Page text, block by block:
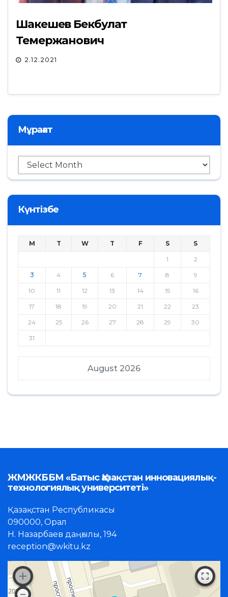
Шакешев Бекбулат
Темержанович
2.12.2021
Мұрағат
Мұрағат
Күнтізбе
August 2026
M T W T F S S
1 2
3 4 5 6 7 8 9
10 11 12 13 14 15 16
17 18 19 20 21 22 23
24 25 26 27 28 29 30
31
ЖМЖКББМ «Батыс Қазақстан инновациялық-
технологиялық университеті»
Қазақстан Республикасы
090000, Орал
Н. Назарбаев даңғылы, 194
reception@wkitu.kz